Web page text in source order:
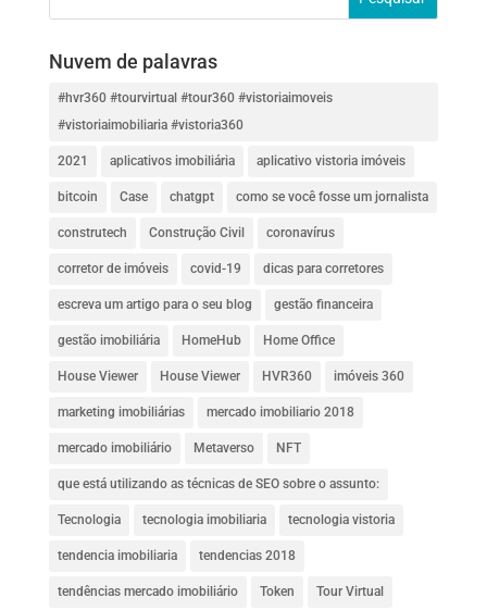
Nuvem de palavras
#hvr360 #tourvirtual #tour360 #vistoriaimoveis
#vistoriaimobiliaria #vistoria360
2021 aplicativos imobiliária aplicativo vistoria imóveis
bitcoin Case chatgpt como se você fosse um jornalista
construtech Construção Civil coronavírus
corretor de imóveis covid-19 dicas para corretores
escreva um artigo para o seu blog gestão financeira
gestão imobiliária HomeHub Home Office
House Viewer House Viewer HVR360 imóveis 360
marketing imobiliárias mercado imobiliario 2018
mercado imobiliário Metaverso NFT
que está utilizando as técnicas de SEO sobre o assunto:
Tecnologia tecnologia imobiliaria tecnologia vistoria
tendencia imobiliaria tendencias 2018
tendências mercado imobiliário Token Tour Virtual